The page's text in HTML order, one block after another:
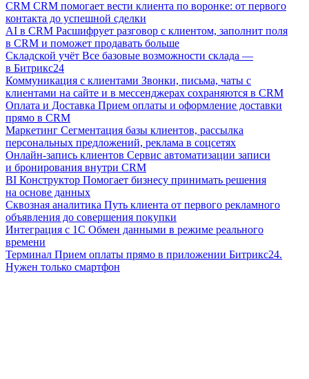
CRM CRM помогает вести клиента по воронке: от первого
контакта до успешной сделки
AI в CRM Расшифрует разговор с клиентом, заполнит поля
в CRM и поможет продавать больше
Складской учёт Все базовые возможности склада —
в Битрикс24
Коммуникация с клиентами Звонки, письма, чаты с
клиентами на сайте и в мессенджерах сохраняются в CRM
Оплата и Доставка Прием оплаты и оформление доставки
прямо в CRM
Маркетинг Сегментация базы клиентов, рассылка
персональных предложений, реклама в соцсетях
Онлайн-запись клиентов Сервис автоматизации записи
и бронирования внутри CRM
BI Конструктор Помогает бизнесу принимать решения
на основе данных
Сквозная аналитика Путь клиента от первого рекламного
объявления до совершения покупки
Интеграция с 1С Обмен данными в режиме реального
времени
Терминал Прием оплаты прямо в приложении Битрикс24.
Нужен только смартфон